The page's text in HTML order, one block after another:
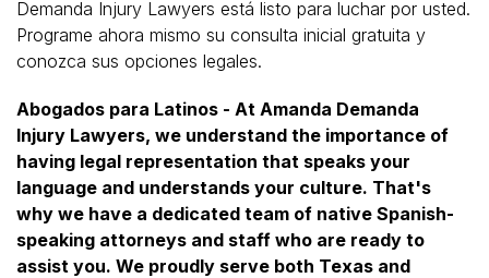
Demanda Injury Lawyers está listo para luchar por usted.
Programe ahora mismo su consulta inicial gratuita y
conozca sus opciones legales.
Abogados para Latinos - At Amanda Demanda
Injury Lawyers, we understand the importance of
having legal representation that speaks your
language and understands your culture. That's
why we have a dedicated team of native Spanish-
speaking attorneys and staff who are ready to
assist you. We proudly serve both Texas and